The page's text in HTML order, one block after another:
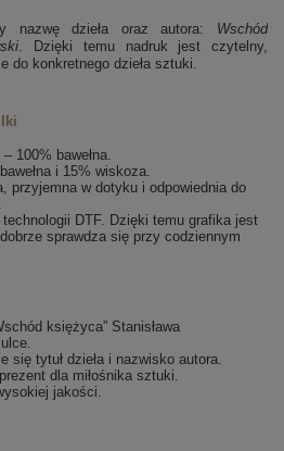
nazwę dzieła oraz autora: Wschód
. Dzięki temu nadruk jest czytelny,
do konkretnego dzieła sztuki.
100% bawełna.
i 15% wiskoza.
przyjemna w dotyku i odpowiednia do
DTF. Dzięki temu grafika jest
sprawdza się przy codziennym
księżyca” Stanisława
się tytuł dzieła i nazwisko autora.
dla miłośnika sztuki.
jakości.